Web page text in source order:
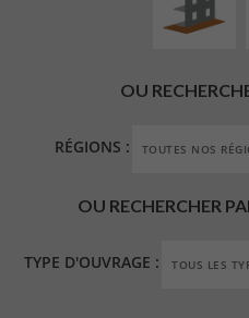
OU
RÉGIONS :
OU RECHERCHER
TYPE D'OUVRAGE :